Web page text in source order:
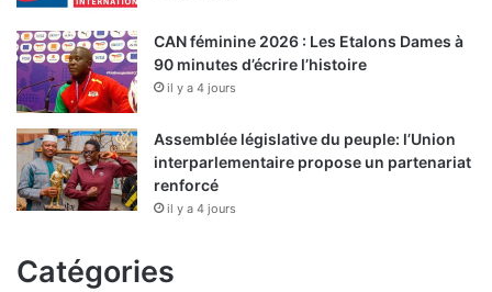
CAN féminine 2026 : Les Etalons Dames à
90 minutes d’écrire l’histoire
il y a 4 jours
Assemblée législative du peuple: l’Union
interparlementaire propose un partenariat
renforcé
il y a 4 jours
Catégories